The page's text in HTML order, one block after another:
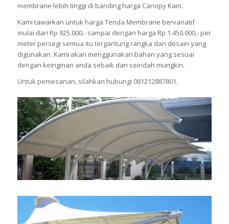
membrane lebih tinggi di banding harga Canopy Kain.
Kami tawarkan untuk harga Tenda Membrane bervariatif
mulai dari Rp 925.000,- sampai dengan harga Rp 1.450.000,- per
meter persegi semua itu tergantung rangka dan desain yang
digunakan. Kami akan menggunakan bahan yang sesuai
dengan keinginan anda sebaik dan seindah mungkin.
Untuk pemesanan, silahkan hubungi 081212887801.